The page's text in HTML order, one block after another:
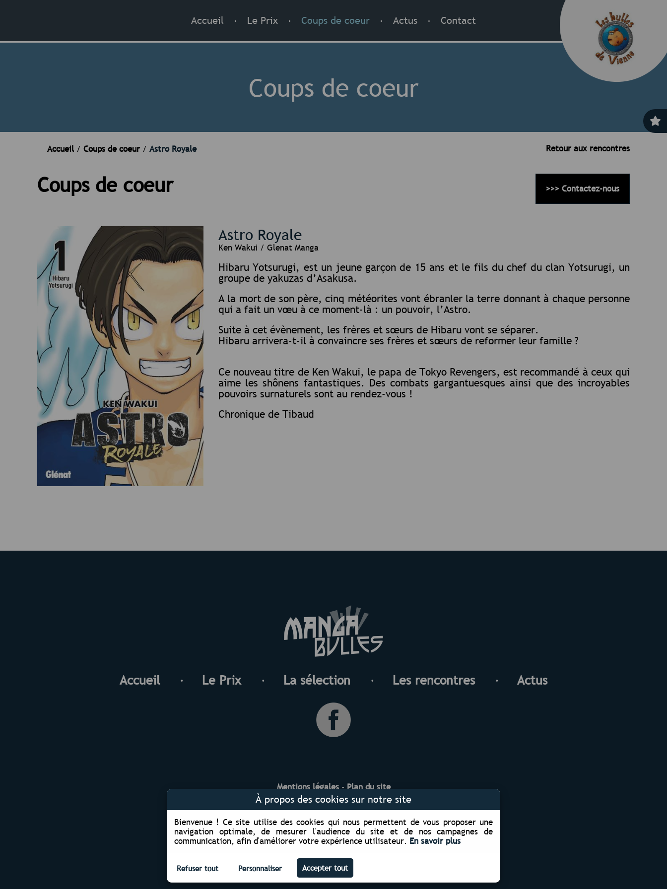
Accueil . Le Prix . Coups de coeur . Actus . Contact
Coups de coeur
Accueil / Coups de coeur / Astro Royale Retour aux rencontres
>>> Contactez-nous
Coups de coeur
Astro Royale
Ken Wakui / Glenat Manga
Hibaru Yotsurugi, est un jeune garçon de 15 ans et le fils du chef du clan Yotsurugi, un
groupe de yakuzas d’Asakusa.
A la mort de son père, cinq météorites vont ébranler la terre donnant à chaque personne
qui a fait un vœu à ce moment-là : un pouvoir, l’Astro.
Suite à cet évènement, les frères et sœurs de Hibaru vont se séparer.
Hibaru arrivera-t-il à convaincre ses frères et sœurs de reformer leur famille ?
Ce nouveau titre de Ken Wakui, le papa de Tokyo Revengers, est recommandé à ceux qui
aime les shônens fantastiques. Des combats gargantuesques ainsi que des incroyables
pouvoirs surnaturels sont au rendez-vous !
Chronique de Tibaud
Accueil Le Prix La sélection Les rencontres Actus
Mentions légales-Plan du site
04 74 53 07 14
À propos des cookies sur notre site
Bienvenue ! Ce site utilise des cookies qui nous permettent de vous proposer une
navigation optimale, de mesurer l'audience du site et de nos campagnes de
communication, afin d'améliorer votre expérience utilisateur. En savoir plus